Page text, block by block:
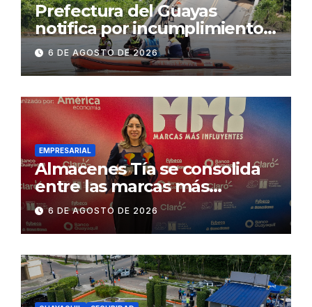
Prefectura del Guayas
notifica por incumplimiento
contractual a la
Concesionaria CONORTE y
exige celeridad en
desmontaje del puente
Gonzalo Icaza Cornejo, en
Daule
6 DE AGOSTO DE 2026
EMPRESARIAL
Almacenes Tía se consolida
entre las marcas más
influyentes del Ecuador
6 DE AGOSTO DE 2026